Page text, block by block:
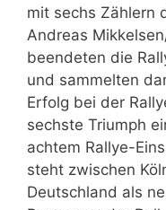
mit sechs Zählern
Andreas
beendeten die
und sammelten
Erfolg bei der
sechste Triumph
achtem Rallye-
steht zwischen
Deutschland als